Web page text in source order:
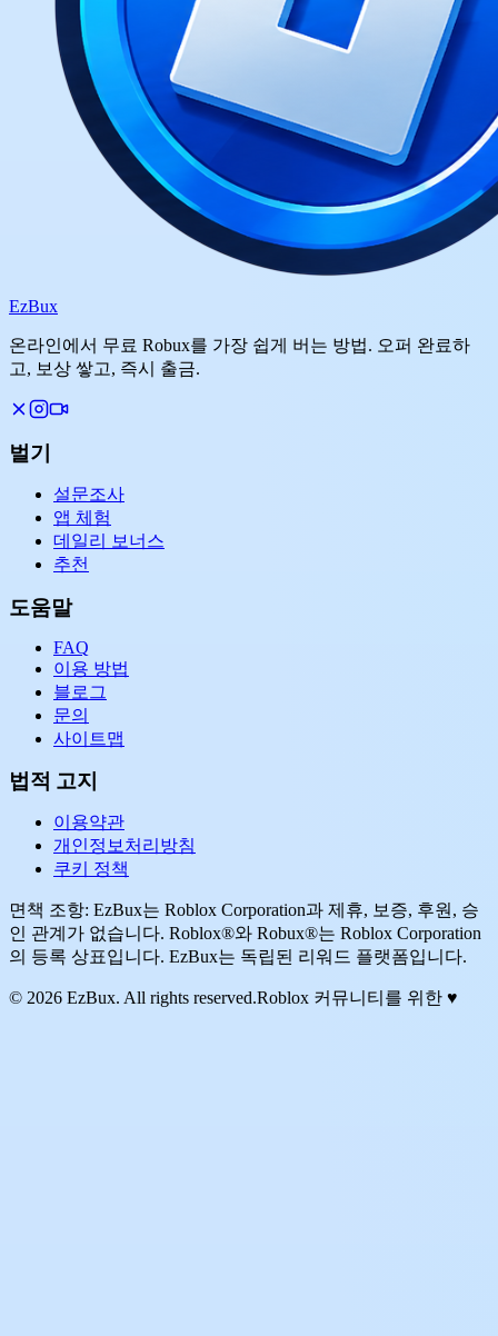
EzBux
온라인에서 무료 Robux를 가장 쉽게 버는 방법. 오퍼 완료하
고, 보상 쌓고, 즉시 출금.
벌기
설문조사
앱 체험
데일리 보너스
추천
도움말
FAQ
이용 방법
블로그
문의
사이트맵
법적 고지
이용약관
개인정보처리방침
쿠키 정책
면책 조항: EzBux는 Roblox Corporation과 제휴, 보증, 후원, 승
인 관계가 없습니다. Roblox®와 Robux®는 Roblox Corporation
의 등록 상표입니다. EzBux는 독립된 리워드 플랫폼입니다.
© 2026 EzBux. All rights reserved.Roblox 커뮤니티를 위한 ♥